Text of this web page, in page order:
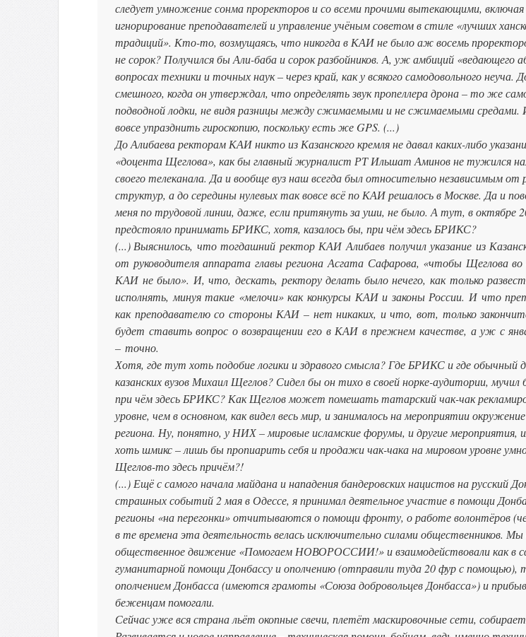
следует умножение сонма проректоров и со всеми прочими вытекающими, включая
игнорирование преподавателей и управление учёным советом в стиле «лучших
традиций». Кто-то, возмущаясь, что никогда в КАИ не было аж восемь
не сорок? Получился бы Али-баба и сорок разбойников. А, уж амбиций «ведающего
вопросах техники и точных наук – через край, как у всякого самодовольного неуча.
смешного, когда он утверждал, что определять звук пропеллера дрона – то же
подводной лодки, не видя разницы между сжимаемыми и не сжимаемыми средами.
вовсе упразднить гироскопию, поскольку есть же GPS. (...)
До Алибаева ректорам КАИ никто из Казанского кремля не давал каких-либо
«доцента Щеглова», как бы главный журналист РТ Ильшат Аминов не тужился
своего телеканала. Да и вообще вуз наш всегда был относительно независимым от
структур, а до середины нулевых так вовсе всё по КАИ решалось в Москве. Да и
меня по трудовой линии, даже, если притянуть за уши, не было. А тут, в октябре
предстояло принимать БРИКС, хотя, казалось бы, при чём здесь БРИКС?
(...) Выяснилось, что тогдашний ректор КАИ Алибаев получил указание из
от руководителя аппарата главы региона Асгата Сафарова, «чтобы Щеглова
КАИ не было». И, что, дескать, ректору делать было нечего, как только
исполнять, минуя такие «мелочи» как конкурсы КАИ и законы России. И что
как преподавателю со стороны КАИ – нет никаких, и что, вот, только
будет ставить вопрос о возвращении его в КАИ в прежнем качестве, а уж с
– точно.
Хотя, где тут хоть подобие логики и здравого смысла? Где БРИКС и где обычный
казанских вузов Михаил Щеглов? Сидел бы он тихо в своей норке-аудитории, мучил
при чём здесь БРИКС? Как Щеглов может помешать татарский чак-чак
уровне, чем в основном, как видел весь мир, и занималось на мероприятии
региона. Ну, понятно, у НИХ – мировые исламские форумы, и другие
хоть шмикс – лишь бы пропиарить себя и продажи чак-чака на мировом уровне
Щеглов-то здесь причём?!
(...) Ещё с самого начала майдана и нападения бандеровских нацистов на русский
страшных событий 2 мая в Одессе, я принимал деятельное участие в помощи
регионы «на перегонки» отчитываются о помощи фронту, о работе волонтёров
в те времена эта деятельность велась исключительно силами общественников. Мы
общественное движение «Помогаем НОВОРОССИИ!» и взаимодействовали как в
гуманитарной помощи Донбассу и ополчению (отправили туда 20 фур с помощью),
ополчением Донбасса (имеются грамоты «Союза добровольцев Донбасса») и
беженцам помогали.
Сейчас уже вся страна льёт окопные свечи, плетёт маскировочные сети,